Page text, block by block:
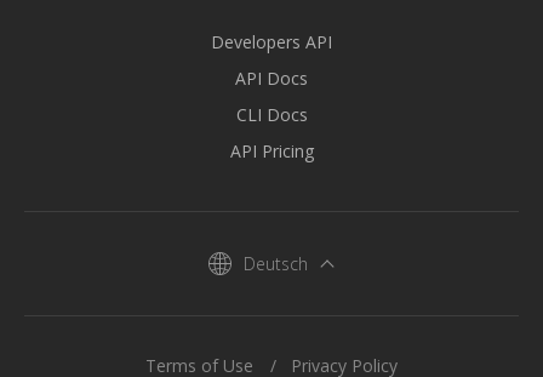
Developers API
API Docs
CLI Docs
API Pricing
Deutsch
Terms of Use Privacy Policy